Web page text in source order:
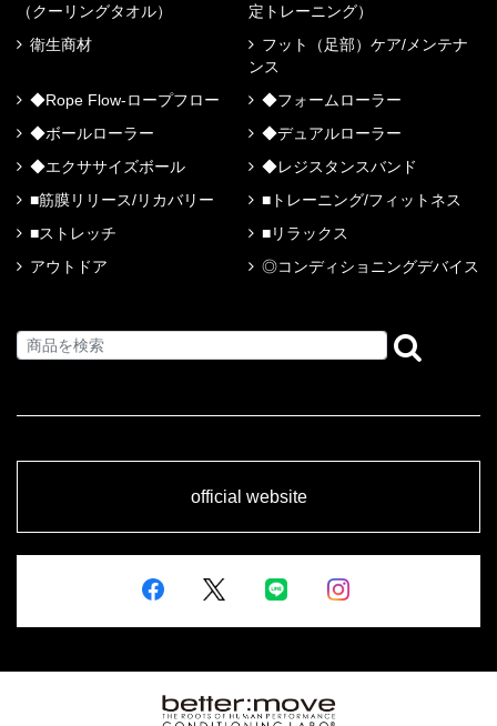
（クーリングタオル）
定トレーニング）
衛生商材
フット（足部）ケア/メンテナ
ンス
◆Rope Flow-ロープフロー
◆フォームローラー
◆ボールローラー
◆デュアルローラー
◆エクササイズボール
◆レジスタンスバンド
■筋膜リリース/リカバリー
■トレーニング/フィットネス
■ストレッチ
■リラックス
アウトドア
◎コンディショニングデバイス
official website